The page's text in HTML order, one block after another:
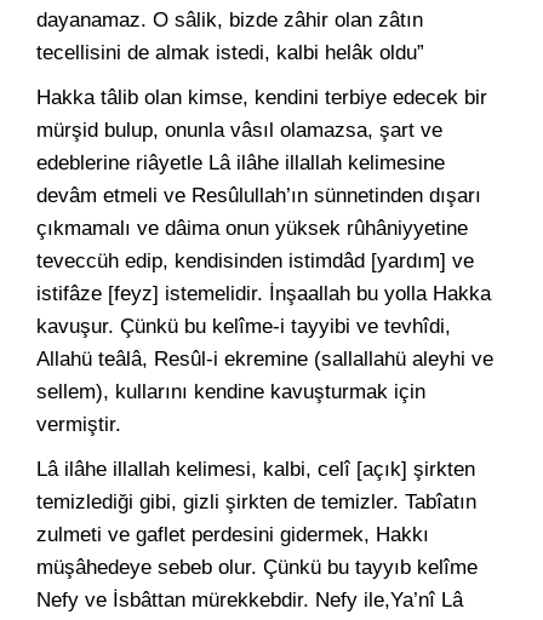
dayanamaz. O sâlik, bizde zâhir olan zâtın
tecellisini de almak istedi, kalbi helâk oldu”
Hakka tâlib olan kimse, kendini terbiye edecek bir
mürşid bulup, onunla vâsıl olamazsa, şart ve
edeblerine riâyetle Lâ ilâhe illallah kelimesine
devâm etmeli ve Resûlullah’ın sünnetinden dışarı
çıkmamalı ve dâima onun yüksek rûhâniyyetine
teveccüh edip, kendisinden istimdâd [yardım] ve
istifâze [feyz] istemelidir. İnşaallah bu yolla Hakka
kavuşur. Çünkü bu kelîme-i tayyibi ve tevhîdi,
Allahü teâlâ, Resûl-i ekremine (sallallahü aleyhi ve
sellem), kullarını kendine kavuşturmak için
vermiştir.
Lâ ilâhe illallah kelimesi, kalbi, celî [açık] şirkten
temizlediği gibi, gizli şirkten de temizler. Tabîatın
zulmeti ve gaflet perdesini gidermek, Hakkı
müşâhedeye sebeb olur. Çünkü bu tayyıb kelîme
Nefy ve İsbâttan mürekkebdir. Nefy ile,Ya’nî Lâ